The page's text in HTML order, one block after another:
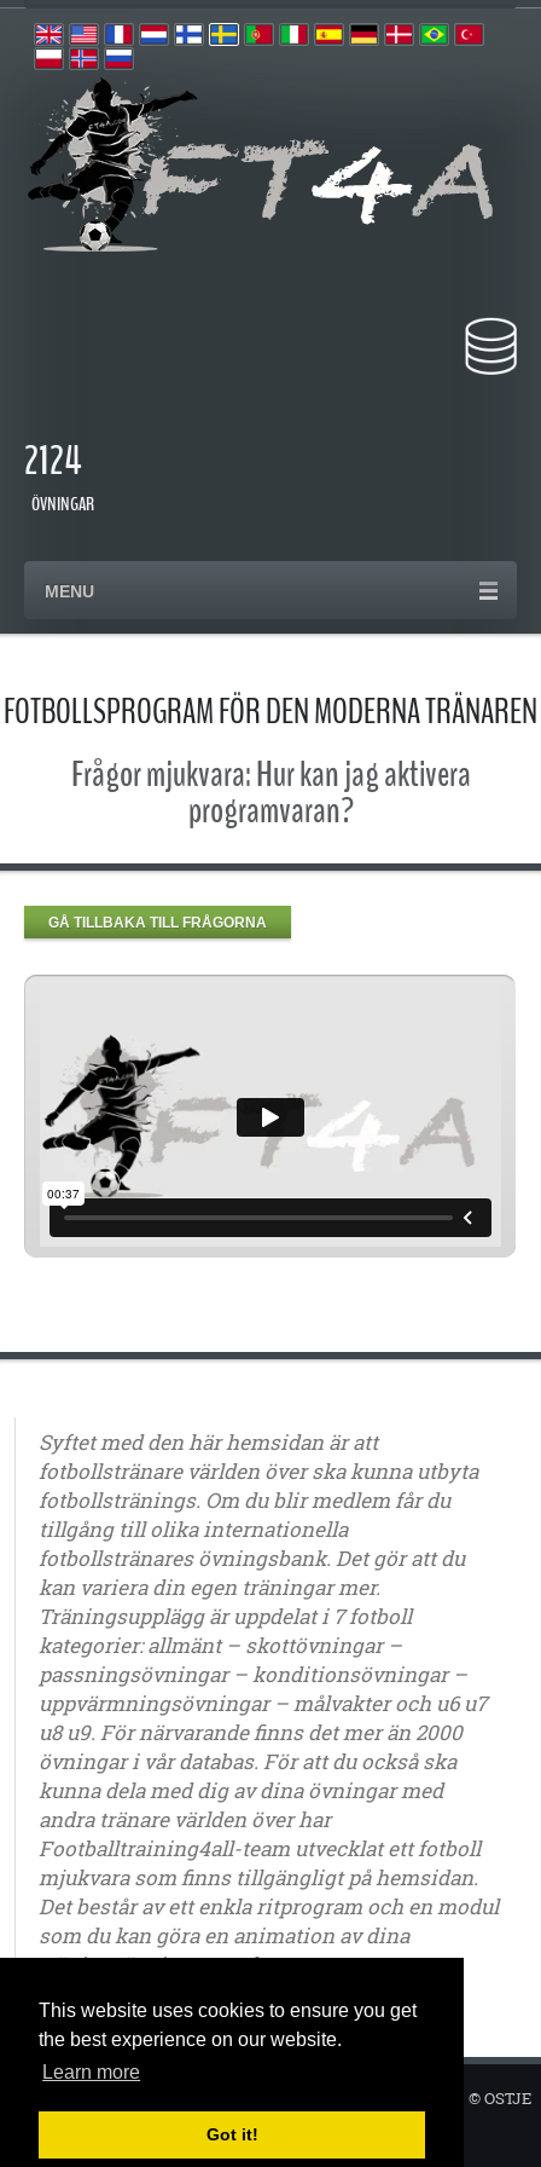
This website uses cookies to ensure you get
the best experience on our website.
Learn more
Got it!
2124
ÖVNINGAR
MENU
FOTBOLLSPROGRAM FÖR DEN MODERNA TRÄNAREN
Frågor mjukvara: Hur kan jag aktivera
programvaran?
GÅ TILLBAKA TILL FRÅGORNA
Syftet med den här hemsidan är att
fotbollstränare världen över ska kunna utbyta
fotbollstränings. Om du blir medlem får du
tillgång till olika internationella
fotbollstränares övningsbank. Det gör att du
kan variera din egen träningar mer.
Träningsupplägg är uppdelat i 7 fotboll
kategorier: allmänt – skottövningar –
passningsövningar – konditionsövningar –
uppvärmningsövningar – målvakter och u6 u7
u8 u9. För närvarande finns det mer än 2000
övningar i vår databas. För att du också ska
kunna dela med dig av dina övningar med
andra tränare världen över har
Footballtraining4all-team utvecklat ett fotboll
mjukvara som finns tillgängligt på hemsidan.
Det består av ett enkla ritprogram och en modul
som du kan göra en animation av dina
träningsövningar med.
© OSTJE